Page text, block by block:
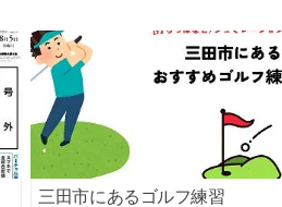
三田市にあるゴルフ練習